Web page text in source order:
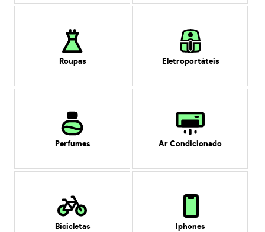
Roupas Eletroportáteis
Perfumes Ar Condicionado
Bicicletas Iphones